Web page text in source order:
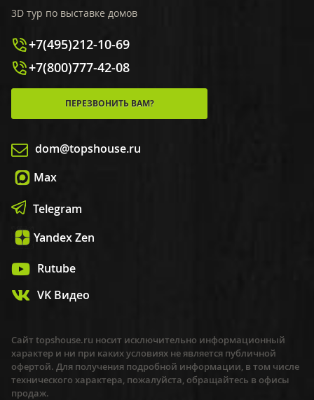
3D тур по выставке домов
+7(495)212-10-69
+7(800)777-42-08
ПЕРЕЗВОНИТЬ ВАМ?
dom@topshouse.ru
Max
Telegram
Yandex Zen
Rutube
VK Видео
Сайт topshouse.ru носит исключительно информационный
характер и ни при каких условиях не является публичной
офертой. Для получения подробной информации, в том числе
технического характера, пожалуйста, обращайтесь в офисы
продаж.